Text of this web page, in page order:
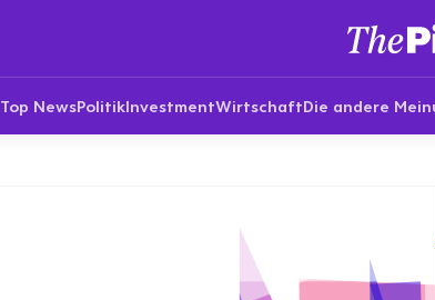
Top NewsPolitikInvestmentWirtschaftDie andere